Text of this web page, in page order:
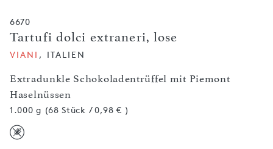
6670
Tartufi dolci extraneri, lose
Extradunkle Schokoladentrüffel mit Piemont
Haselnüssen
VIANI , ITALIEN
1.000 g (68 Stück / 0,98 € )